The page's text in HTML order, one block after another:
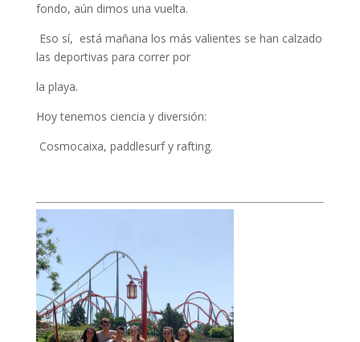
fondo, aún dimos una vuelta.
Eso sí, está mañana los más valientes se han calzado
las deportivas para correr por
la playa.
Hoy tenemos ciencia y diversión:
Cosmocaixa, paddlesurf y rafting.